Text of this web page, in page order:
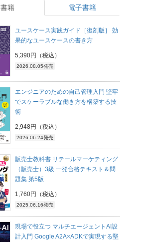
書籍 電子書籍
ユースケース実践ガイド［復刻版］ 効
果的なユースケースの書き方
5,390円（税込）
2026.08.05発売
エンジニアのための自己管理入門 堅牢
でスケーラブルな働き方を構築する技
術
2,948円（税込）
2026.06.24発売
販売士教科書 リテールマーケティング
（販売士）3級 一発合格テキスト＆問
題集 第5版
1,760円（税込）
2025.06.16発売
現場で役立つ マルチエージェントAI設
計入門 Google A2A×ADKで実現する堅